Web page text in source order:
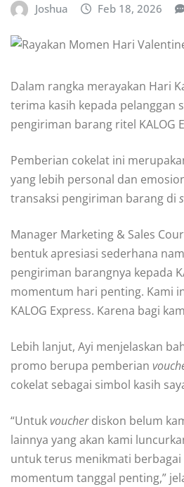
Joshua Feb 18, 2026
Dalam rangka merayakan Hari
terima kasih kepada pelanggan
pengiriman barang ritel KALOG
Pemberian cokelat ini
yang lebih personal dan
transaksi pengiriman barang di
Manager Marketing & Sales
bentuk apresiasi sederhana
pengiriman barangnya kepada
momentum hari penting. Kami
KALOG Express. Karena bagi
Lebih lanjut, Ayi menjelaskan
promo berupa pemberian
cokelat sebagai simbol kasih
“Untukvoucherdiskon belum
lainnya yang akan kami
untuk terus menikmati berbagai
momentum tanggal penting,”